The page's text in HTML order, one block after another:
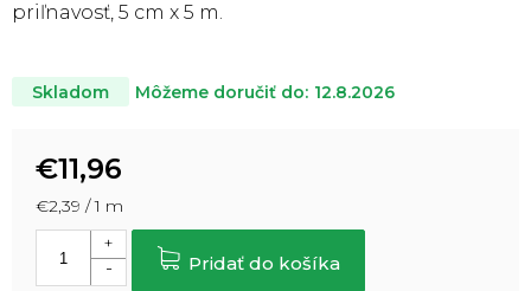
Skladom Môžeme doručiť do: 12.8.2026
€11,96
Jednotková
cena:
€2,39 / 1 m
Pridať do košíka
priľnavosť, 5 cm x 5 m.